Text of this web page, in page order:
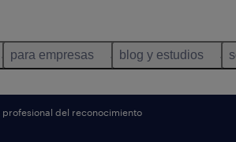
para empresas blog y estudios
del reconocimiento